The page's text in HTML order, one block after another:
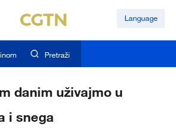
Language
Pretraži
danim uživajmo u
i snega